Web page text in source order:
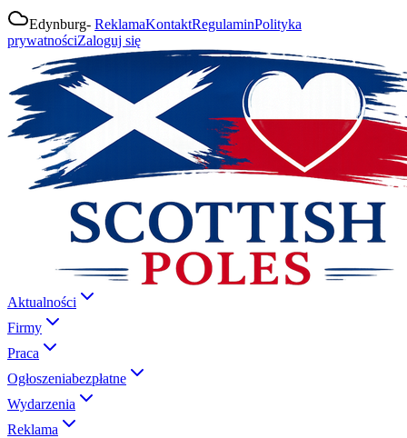
Edynburg- ReklamaKontaktRegulaminPolityka
prywatnościZaloguj się
Aktualności
Firmy
Praca
Ogłoszeniabezpłatne
Wydarzenia
Reklama